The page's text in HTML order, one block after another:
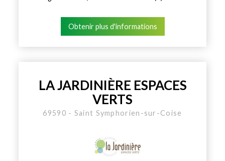
Obtenir plus d'informations
LA JARDINIÈRE ESPACES
VERTS
69590 - Saint Symphorien-sur-Coise